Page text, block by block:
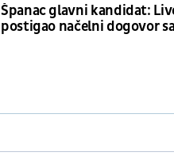
Španac glavni kandidat:
postigao načelni dogovor